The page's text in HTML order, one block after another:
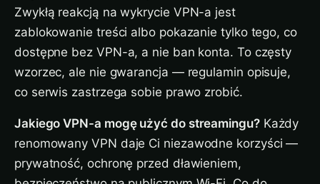
Zwykłą reakcją na wykrycie VPN-a jest
zablokowanie treści albo pokazanie tylko tego, co
dostępne bez VPN-a, a nie ban konta. To częsty
wzorzec, ale nie gwarancja — regulamin opisuje,
co serwis zastrzega sobie prawo zrobić.
Jakiego VPN-a mogę użyć do streamingu?Każdy
renomowany VPN daje Ci niezawodne korzyści —
prywatność, ochronę przed dławieniem,